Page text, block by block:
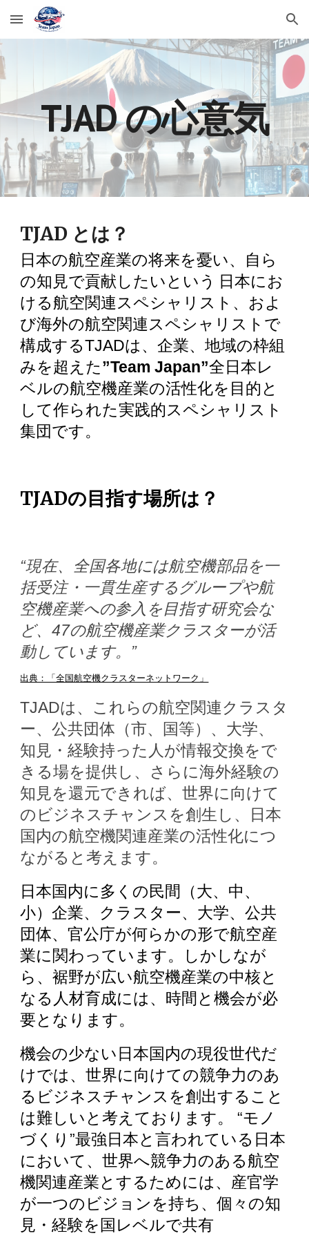
Skip to main content Skip to navigation
TJAD の心意気
TJAD とは？
日本の航空産業の将来を憂い、自ら
の知見で貢献したいという 日本にお
ける航空関連スペシャリスト、およ
び海外の航空関連スペシャリスト で
構成するTJADは、企業、地域の枠組
みを超えた”Team Japan”全日本レ
ベルの航空機産業の活性化を目的と
して作られた実践的スペシャリスト
集団です。
TJADの目指す場所は？
“現在、全国各地には航空機部品を一
括受注・一貫生産するグループや航
空機産業への参入を目指す研究会な
ど、47の航空機産業クラスターが活
動しています。”
出典：「全国航空機クラスターネットワーク」
TJADは、これらの航空関連クラスタ
ー、公共団体（市、国等）、大学、
知見・経験持った人が情報交換をで
きる場を提供し、さらに海外経験の
知見を還元できれば、世界に向けて
のビジネスチャンスを創生し、日本
国内の航空機関連産業の活性化につ
ながると考えます。
日本国内に多くの民間（大、中、
小）企業、クラスター、大学、公共
団体、官公庁が何らかの形で航空産
業に関わってい ます。
しかしなが
ら、裾野が広い航空機産業の中核と
なる人材育成には、時間と機会が必
要となります。
機会の少ない日本国内の現役世代だ
けでは、世界に向けての競争力のあ
るビジネスチャンスを創出すること
は難しいと考えております。 “モノ
づくり”最強日本と言われている日本
において、世界へ競争力のある航空
機関連産業とするためには、産官学
が一つのビジョンを持ち、個々の知
見・経験を国レベルで共有